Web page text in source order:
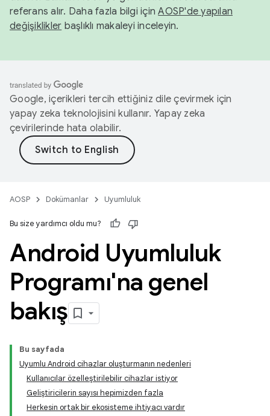
referans alır. Daha fazla bilgi içinAOSP'de yapılan
değişiklikler başlıklı makaleyi inceleyin.
Google, içerikleri tercih ettiğiniz dile çevirmek için
yapay zeka teknolojisini kullanır. Yapay zeka
çevirilerinde hata olabilir.
AOSP Dokümanlar Uyumluluk
Bu size yardımcı oldu mu?
Android Uyumluluk
Programı'na genel
bakış
Bu sayfada
Uyumlu Android cihazlar oluşturmanın nedenleri
Kullanıcılar özelleştirilebilir cihazlar istiyor
Geliştiricilerin sayısı hepimizden fazla
Herkesin ortak bir ekosisteme ihtiyacı vardır